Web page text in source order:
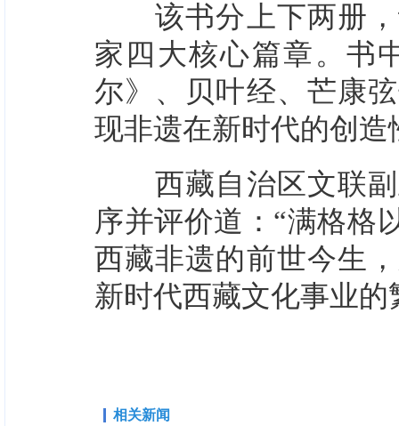
该书分上下两册，
家四大核心篇章。书
尔》、贝叶经、芒康
现非遗在新时代的创造
西藏自治区文联副
序并评价道：“满格格
西藏非遗的前世今生
新时代西藏文化事业的
相关新闻